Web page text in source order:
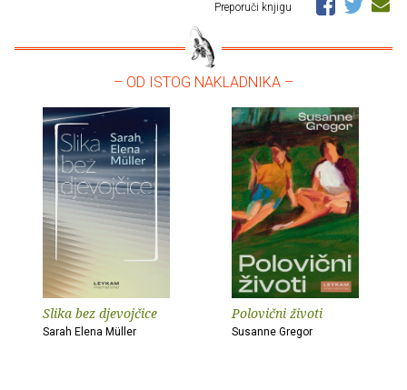
Preporuči knjigu
– OD ISTOG NAKLADNIKA –
Slika bez djevojčice
Sarah Elena Müller
Polovični životi
Susanne Gregor